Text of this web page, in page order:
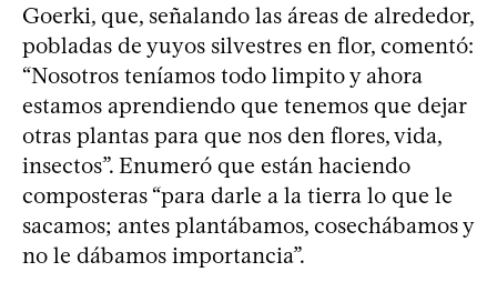
Goerki, que, señalando las áreas de alrededor,
pobladas de yuyos silvestres en flor, comentó:
“Nosotros teníamos todo limpito y ahora
estamos aprendiendo que tenemos que dejar
otras plantas para que nos den flores, vida,
insectos”. Enumeró que están haciendo
composteras “para darle a la tierra lo que le
sacamos; antes plantábamos, cosechábamos y
no le dábamos importancia”.